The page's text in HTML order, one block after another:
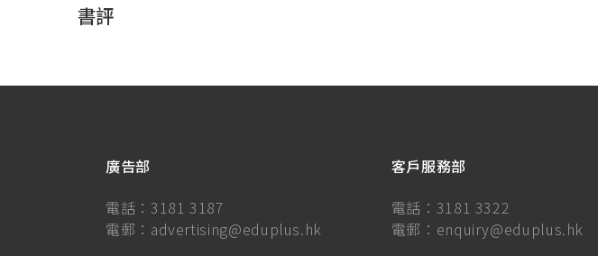
書評
廣告部
電話： 3181 3187
電郵： advertising@eduplus.hk
客戶服務部
電話： 3181 3322
電郵： enquiry@eduplus.hk